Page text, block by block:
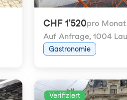
CHF 1'520pro Monat
Auf Anfrage, 1004
Gastronomie
Verifiziert